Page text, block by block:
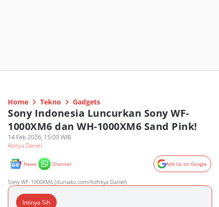
Home Tekno Gadgets
Sony Indonesia Luncurkan Sony WF-
1000XM6 dan WH-1000XM6 Sand Pink!
14 Feb 2026, 15:00 WIB
Aditya Daniel
News Channel Add Us on Google
Sony WF-1000XM6 (duniaku.com/Adhitya Daniel)
Intinya Sih